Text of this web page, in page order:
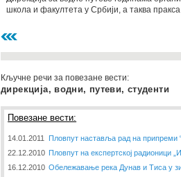
школа и факултета у Србији, а таква
Кључне речи за повезане вести:
дирекција, водни, путеви, студенти
Повезане вести:
14.01.2011
Пловпут наставља рад на припреми
22.12.2010 Пловпут на експертској радионици
16.12.2010 Обележавање река Дунав и Тиса у